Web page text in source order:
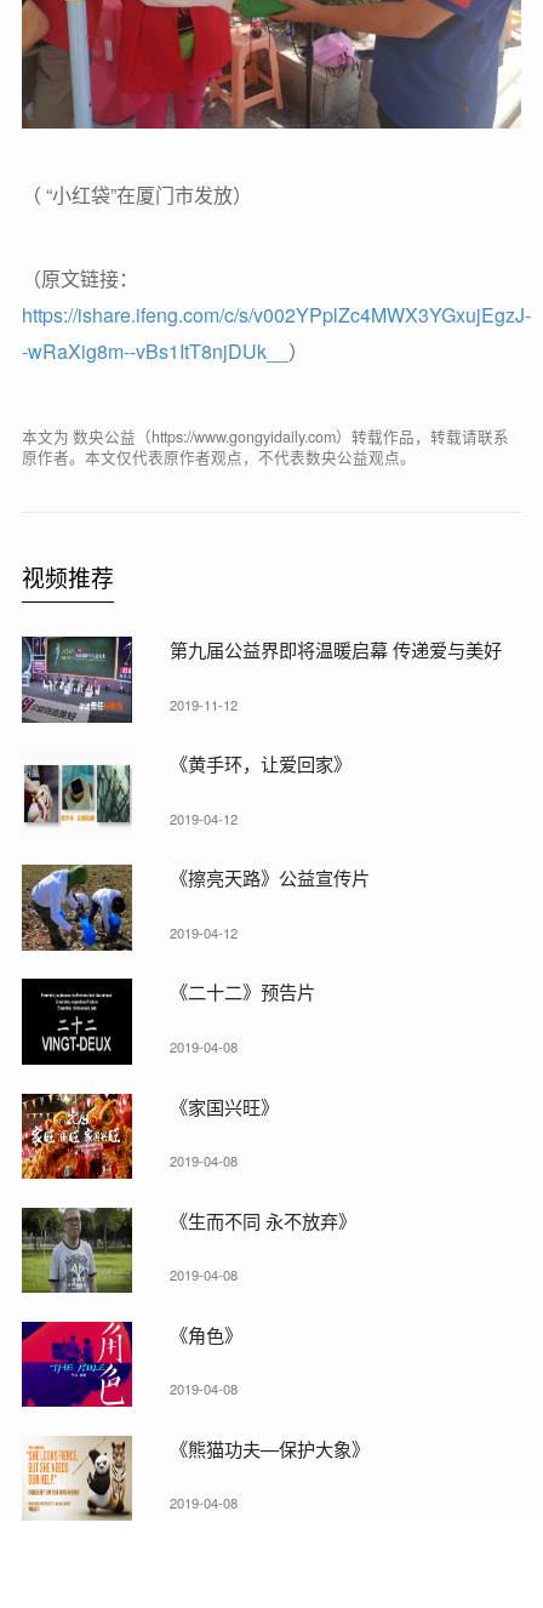
（ “小红袋”在厦门市发放）
（原文链接：
https://ishare.ifeng.com/c/s/v002YPplZc4MWX3YGxujEgzJ-
-wRaXig8m--vBs1ItT8njDUk__ ）
本文为 数央公益（https://www.gongyidaily.com）转载作品，转载请联系
原作者。本文仅代表原作者观点，不代表数央公益观点。
视频推荐
第九届公益界即将温暖启幕 传递爱与美好
2019-11-12
《黄手环，让爱回家》
2019-04-12
《擦亮天路》公益宣传片
2019-04-12
《二十二》预告片
2019-04-08
《家国兴旺》
2019-04-08
《生而不同 永不放弃》
2019-04-08
《角色》
2019-04-08
《熊猫功夫—保护大象》
2019-04-08